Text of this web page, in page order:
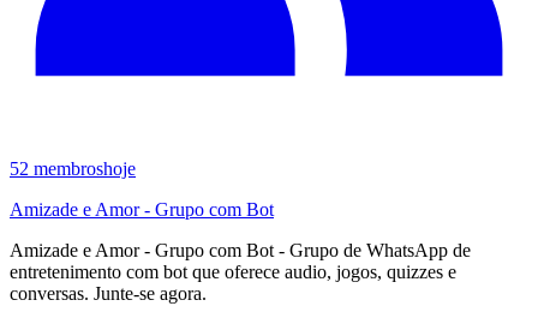
52 membroshoje
Amizade e Amor - Grupo com Bot
Amizade e Amor - Grupo com Bot - Grupo de WhatsApp de
entretenimento com bot que oferece audio, jogos, quizzes e
conversas. Junte-se agora.